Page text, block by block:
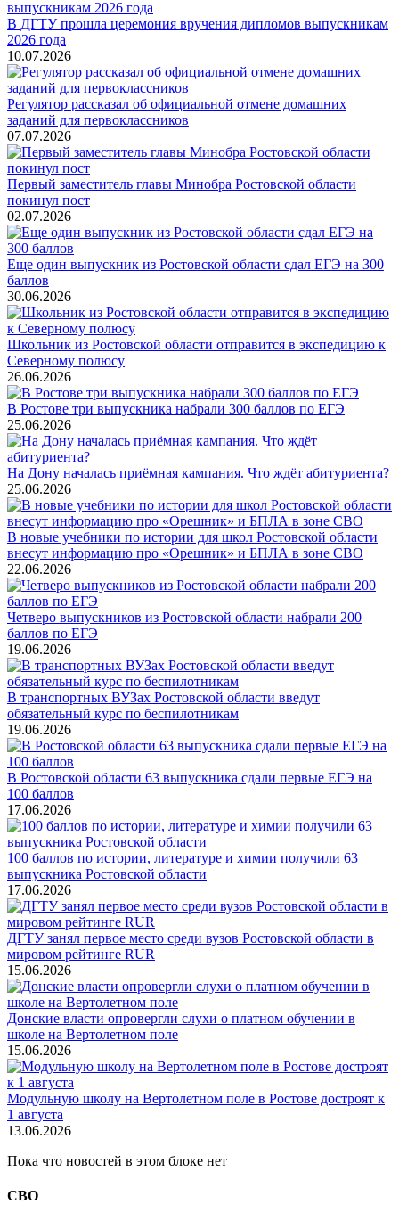
В ДГТУ прошла церемония вручения дипломов выпускникам
2026 года
10.07.2026
Регулятор рассказал об официальной отмене домашних
заданий для первоклассников
07.07.2026
Первый заместитель главы Минобра Ростовской области
покинул пост
02.07.2026
Еще один выпускник из Ростовской области сдал ЕГЭ на 300
баллов
30.06.2026
Школьник из Ростовской области отправится в экспедицию к
Северному полюсу
26.06.2026
В Ростове три выпускника набрали 300 баллов по ЕГЭ
25.06.2026
На Дону началась приёмная кампания. Что ждёт абитуриента?
25.06.2026
В новые учебники по истории для школ Ростовской области
внесут информацию про «Орешник» и БПЛА в зоне СВО
22.06.2026
Четверо выпускников из Ростовской области набрали 200
баллов по ЕГЭ
19.06.2026
В транспортных ВУЗах Ростовской области введут
обязательный курс по беспилотникам
19.06.2026
В Ростовской области 63 выпускника сдали первые ЕГЭ на
100 баллов
17.06.2026
100 баллов по истории, литературе и химии получили 63
выпускника Ростовской области
17.06.2026
ДГТУ занял первое место среди вузов Ростовской области в
мировом рейтинге RUR
15.06.2026
Донские власти опровергли слухи о платном обучении в
школе на Вертолетном поле
15.06.2026
Модульную школу на Вертолетном поле в Ростове достроят к
1 августа
13.06.2026
Пока что новостей в этом блоке нет
СВО